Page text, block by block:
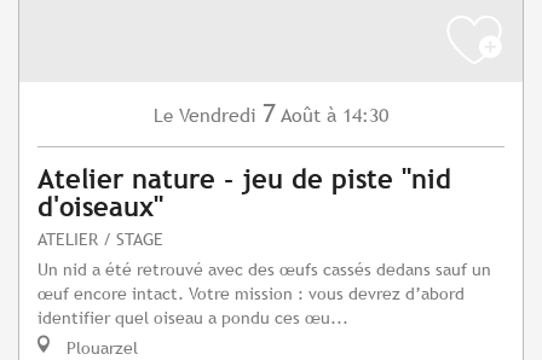
Le Vendredi 7 Août à 14:30
Atelier nature - jeu de piste "nid
d'oiseaux"
ATELIER / STAGE
Un nid a été retrouvé avec des œufs cassés dedans sauf un
œuf encore intact. Votre mission : vous devrez d’abord
identifier quel oiseau a pondu ces œu...
Plouarzel